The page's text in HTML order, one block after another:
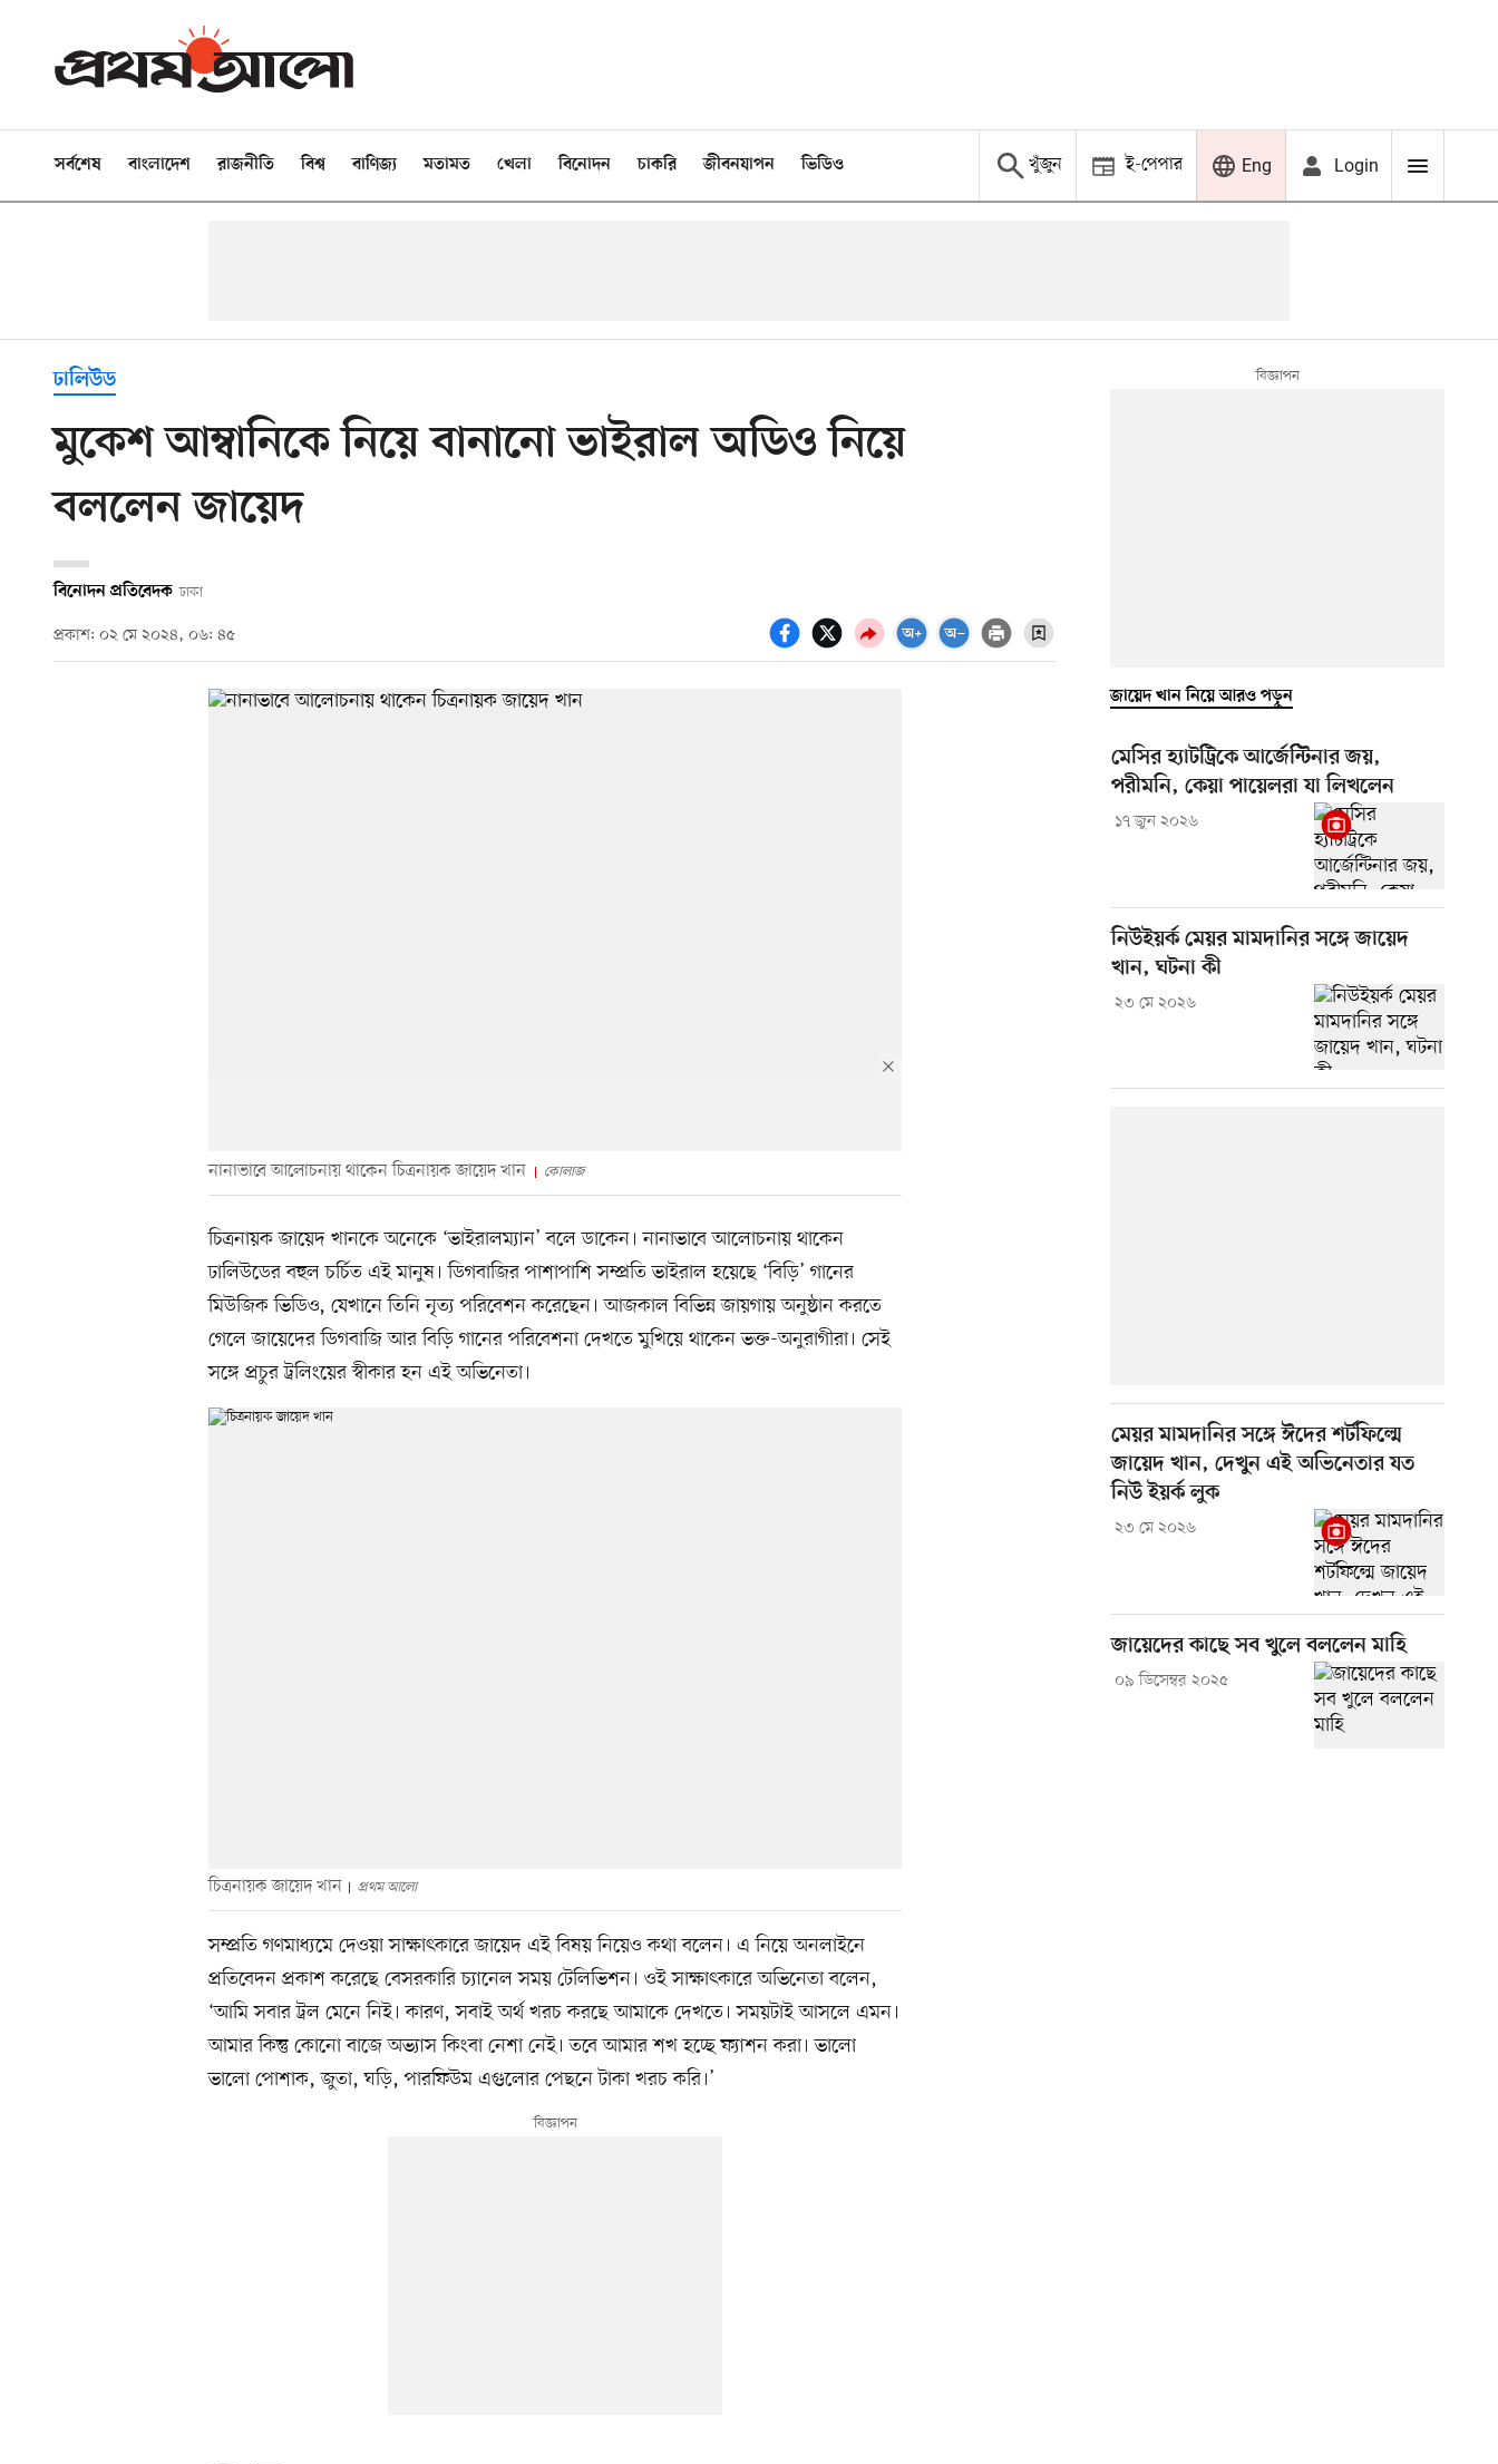
সর্বশেষ বাংলাদেশ রাজনীতি বিশ্ব বাণিজ্য মতামত খেলা বিনোদন চাকরি জীবনযাপন ভিডিও খুঁজুন ই-পেপার Eng Login
ঢালিউড
মুকেশ আম্বানিকে নিয়ে বানানো ভাইরাল অডিও নিয়ে
বললেন জায়েদ
বিনোদন প্রতিবেদক ঢাকা
প্রকাশ: ০২ মে ২০২৪, ০৬: ৪৫
নানাভাবে আলোচনায় থাকেন চিত্রনায়ক জায়েদ খান কোলাজ
চিত্রনায়ক জায়েদ খানকে অনেকে ‘ভাইরালম্যান’ বলে ডাকেন। নানাভাবে আলোচনায় থাকেন
ঢালিউডের বহুল চর্চিত এই মানুষ। ডিগবাজির পাশাপাশি সম্প্রতি ভাইরাল হয়েছে ‘বিড়ি’ গানের
মিউজিক ভিডিও, যেখানে তিনি নৃত্য পরিবেশন করেছেন। আজকাল বিভিন্ন জায়গায় অনুষ্ঠান করতে
গেলে জায়েদের ডিগবাজি আর বিড়ি গানের পরিবেশনা দেখতে মুখিয়ে থাকেন ভক্ত-অনুরাগীরা। সেই
সঙ্গে প্রচুর ট্রলিংয়ের স্বীকার হন এই অভিনেতা।
চিত্রনায়ক জায়েদ খান প্রথম আলো
সম্প্রতি গণমাধ্যমে দেওয়া সাক্ষাৎকারে জায়েদ এই বিষয় নিয়েও কথা বলেন। এ নিয়ে অনলাইনে
প্রতিবেদন প্রকাশ করেছে বেসরকারি চ্যানেল সময় টেলিভিশন। ওই সাক্ষাৎকারে অভিনেতা বলেন,
‘আমি সবার ট্রল মেনে নিই। কারণ, সবাই অর্থ খরচ করছে আমাকে দেখতে। সময়টাই আসলে এমন।
আমার কিন্তু কোনো বাজে অভ্যাস কিংবা নেশা নেই। তবে আমার শখ হচ্ছে ফ্যাশন করা। ভালো
ভালো পোশাক, জুতা, ঘড়ি, পারফিউম এগুলোর পেছনে টাকা খরচ করি।’
জায়েদ খান নিয়ে আরও পড়ুন
মেসির হ্যাটট্রিকে আর্জেন্টিনার জয়,
পরীমনি, কেয়া পায়েলরা যা লিখলেন
১৭ জুন ২০২৬
নিউইয়র্ক মেয়র মামদানির সঙ্গে জায়েদ
খান, ঘটনা কী
২৩ মে ২০২৬
মেয়র মামদানির সঙ্গে ঈদের শর্টফিল্মে
জায়েদ খান, দেখুন এই অভিনেতার যত
নিউ ইয়র্ক লুক
২৩ মে ২০২৬
জায়েদের কাছে সব খুলে বললেন মাহি
০৯ ডিসেম্বর ২০২৫